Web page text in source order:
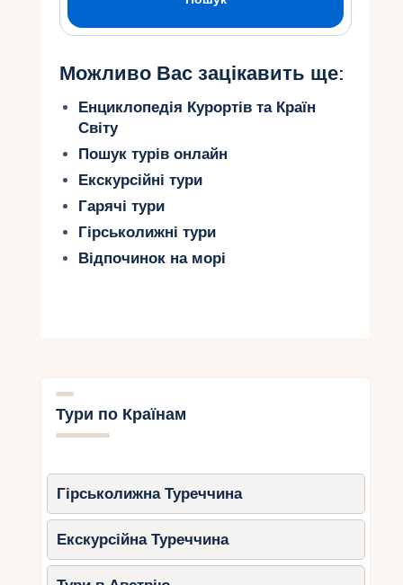
Можливо Вас зацікавить ще:
Енциклопедія Курортів та Країн
Світу
Пошук турів онлайн
Екскурсійні тури
Гарячі тури
Гірськолижні тури
Відпочинок на морі
Тури по Країнам
Гірськолижна Туреччина
Екскурсійна Туреччина